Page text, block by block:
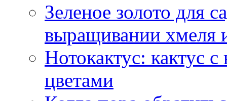
Зеленое золото для
выращивании хмеля
Нотокактус: кактус
цветами